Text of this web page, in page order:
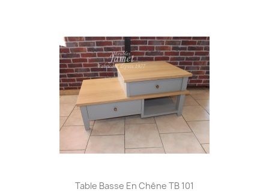
Table Basse En Chêne TB 101